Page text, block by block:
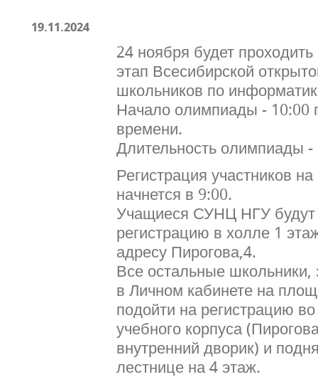
19.11.2024
24 ноября будет
этап Всесибирской
школьников по
Начало олимпиады - 10:00
времени.
Длительность олимпиады -
Регистрация участников
начнется в 9:00.
Учащиеся СУНЦ НГУ будут
регистрацию в холле 1
адресу Пирогова,4.
Все остальные школьники,
в Личном кабинете на
подойти на регистрацию
учебного корпуса
внутренний дворик) и
лестнице на 4 этаж.